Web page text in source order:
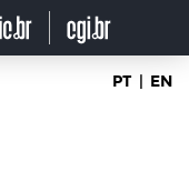
PT | EN